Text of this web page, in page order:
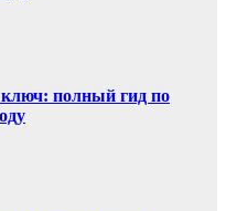
полный гид по